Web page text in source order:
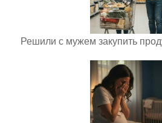
Решили с мужем закупить